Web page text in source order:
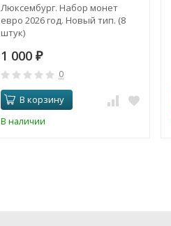
Люксембург. Набор монет
евро 2026 год. Новый тип. (8
штук)
1 000 ₽
0
В корзину
В наличии